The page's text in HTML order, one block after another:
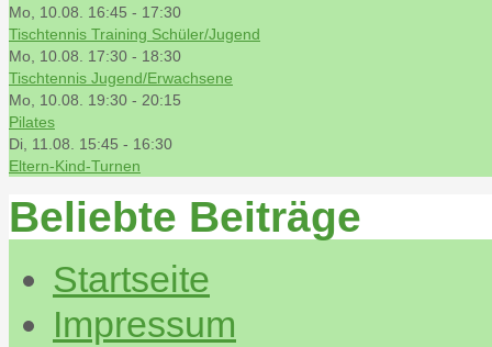
Mo, 10.08. 16:45 - 17:30
Tischtennis Training Schüler/Jugend
Mo, 10.08. 17:30 - 18:30
Tischtennis Jugend/Erwachsene
Mo, 10.08. 19:30 - 20:15
Pilates
Di, 11.08. 15:45 - 16:30
Eltern-Kind-Turnen
Beliebte Beiträge
Startseite
Impressum